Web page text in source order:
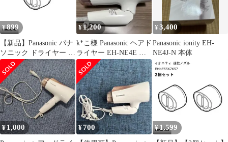
¥899
【新品】Panasonic パナ
ソニック ドライヤー イ
オニティ 速乾ノズル
EHNE55K7657 ※本体
別売
¥1,200
k*こ様 Panasonic ヘアド
ライヤー EH-NE4E 本
体
¥3,400
Panasonic ionity EH-
NE4J-N 本体
¥ 1,000 ¥700 ¥1,599